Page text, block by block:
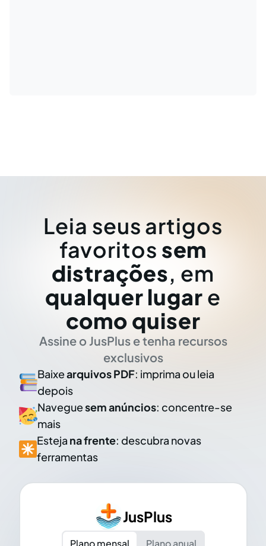
Leia seus artigos
favoritos sem
distrações, em
qualquer lugar e
como quiser
Assine o JusPlus e tenha recursos
exclusivos
Baixearquivos PDF: imprima ou leia
depois
Naveguesem anúncios: concentre-se
mais
Esteja na frente: descubra novas
ferramentas
JusPlus
Plano mensal
Plano anual